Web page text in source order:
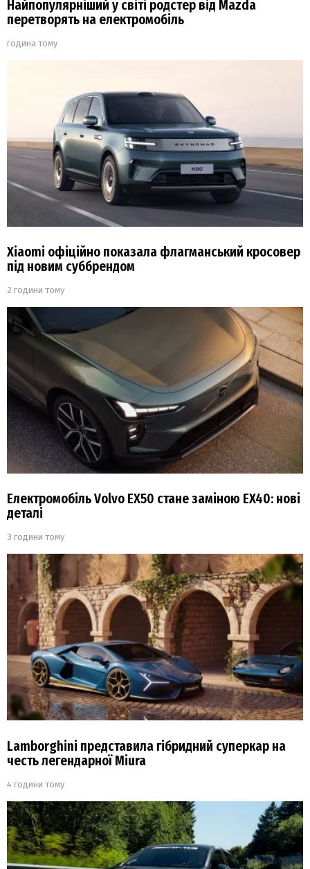
Найпопулярніший у світі родстер від Mazda
перетворять на електромобіль
година тому
Xiaomi офіційно показала флагманський кросовер
під новим суббрендом
2 години тому
Електромобіль Volvo EX50 стане заміною EX40: нові
деталі
3 години тому
Lamborghini представила гібридний суперкар на
честь легендарної Miura
4 години тому